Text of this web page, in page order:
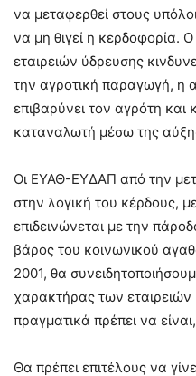
να μεταφερθεί στους
να μη θιγεί η κερδοφορία.
εταιρειών ύδρευσης
την αγροτική παραγωγή, η
επιβαρύνει τον αγρότη και
καταναλωτή μέσω της
Οι ΕΥΑΘ-ΕΥΔΑΠ από την
στην λογική του κέρδους,
επιδεινώνεται με την
βάρος του κοινωνικού
2001, θα
χαρακτήρας των
πραγματικά πρέπει να
Θα πρέπει επιτέλους να